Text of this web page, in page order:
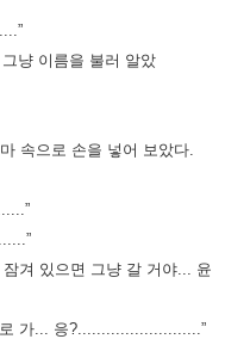
냥 이름을 불러 알았
속으로 손을 넣어 보았다.
겨 있으면 그냥 갈 거야... 윤
가... 응?..........................”